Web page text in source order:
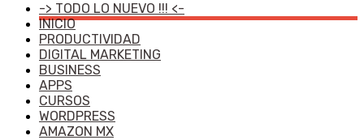
-> TODO LO NUEVO !!! <-
INICIO
PRODUCTIVIDAD
DIGITAL MARKETING
BUSINESS
APPS
CURSOS
WORDPRESS
AMAZON MX